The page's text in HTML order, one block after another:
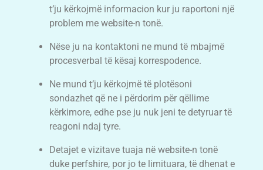
t’ju kërkojmë informacion kur ju raportoni një
problem me website-n tonë.
Nëse ju na kontaktoni ne mund të mbajmë
procesverbal të kësaj korrespodence.
Ne mund t’ju kërkojmë të plotësoni
sondazhet që ne i përdorim për qëllime
kërkimore, edhe pse ju nuk jeni te detyruar të
reagoni ndaj tyre.
Detajet e vizitave tuaja në website-n tonë
duke perfshire, por jo te limituara, të dhenat e